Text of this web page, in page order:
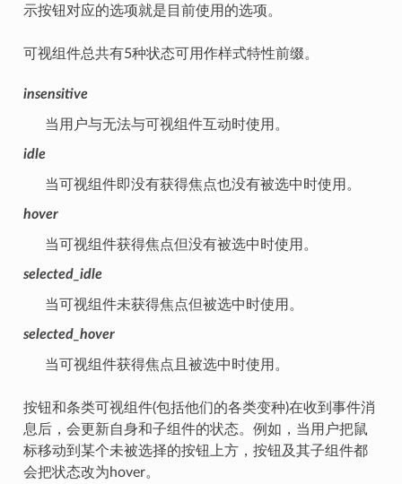
示按钮对应的选项就是目前使用的选项。
可视组件总共有5种状态可用作样式特性前缀。
insensitive
当用户与无法与可视组件互动时使用。
idle
当可视组件即没有获得焦点也没有被选中时使用。
hover
当可视组件获得焦点但没有被选中时使用。
selected_idle
当可视组件未获得焦点但被选中时使用。
selected_hover
当可视组件获得焦点且被选中时使用。
按钮和条类可视组件(包括他们的各类变种)在收到事件消
息后，会更新自身和子组件的状态。例如，当用户把鼠
标移动到某个未被选择的按钮上方，按钮及其子组件都
会把状态改为hover。